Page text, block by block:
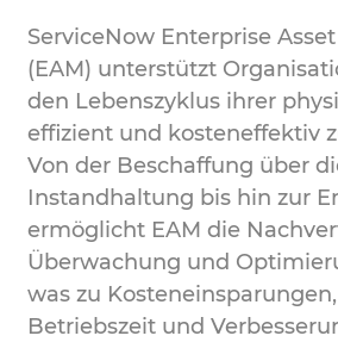
ServiceNow Enterprise
(EAM) unterstützt
den Lebenszyklus ihrer
effizient und kosteneffektiv
Von der Beschaffung über
Instandhaltung bis hin zur
ermöglicht EAM die
Überwachung und
was zu
Betriebszeit und